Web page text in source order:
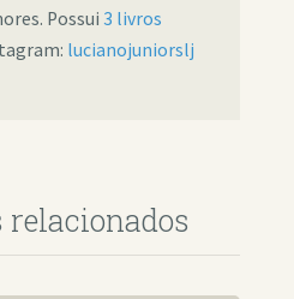
Possui 3 livros
lucianojuniorslj